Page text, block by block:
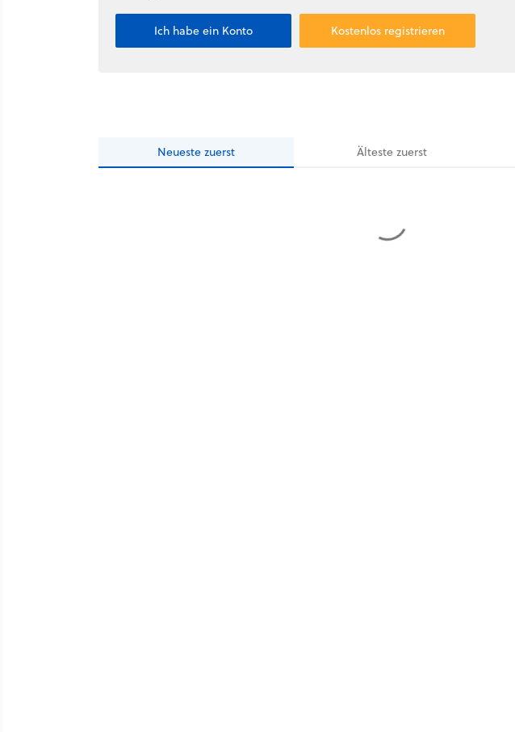
Ich habe ein Konto Kostenlos registrieren
Neueste zuerst Ältestezuerst